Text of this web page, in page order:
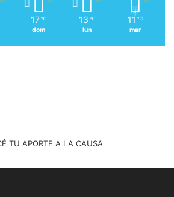
17 ℃
dom
13 ℃
lun
11 ℃
mar